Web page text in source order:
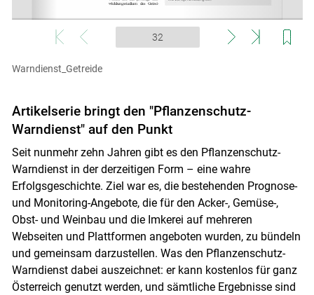
Skip to main content
Warndienst_Getreide
Artikelserie bringt den "Pflanzenschutz-
Warndienst" auf den Punkt
Seit nunmehr zehn Jahren gibt es den Pflanzenschutz-
Warndienst in der derzeitigen Form – eine wahre
Erfolgsgeschichte. Ziel war es, die bestehenden Prognose-
und Monitoring-Angebote, die für den Acker-, Gemüse-,
Obst- und Weinbau und die Imkerei auf mehreren
Webseiten und Plattformen angeboten wurden, zu bündeln
und gemeinsam darzustellen. Was den Pflanzenschutz-
Warndienst dabei auszeichnet: er kann kostenlos für ganz
Österreich genutzt werden, und sämtliche Ergebnisse sind